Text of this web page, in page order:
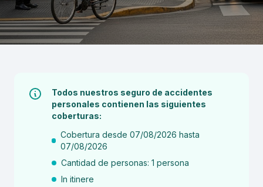
Todos nuestros seguro de accidentes
personales contienen las siguientes
coberturas:
Cobertura desde 07/08/2026 hasta
07/08/2026
Cantidad de personas: 1 persona
In itinere